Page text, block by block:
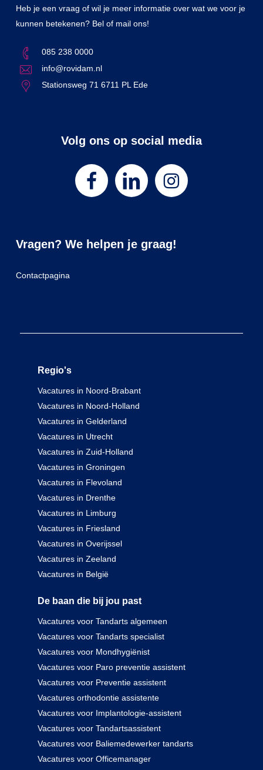
Heb je een vraag of wil je meer informatie over wat we voor je
kunnen betekenen? Bel of mail ons!
085 238 0000
info@rovidam.nl
Stationsweg 71 6711 PL Ede
Volg ons op social media
Vragen? We helpen je graag!
Contactpagina
Regio's
Vacatures in Noord-Brabant
Vacatures in Noord-Holland
Vacatures in Gelderland
Vacatures in Utrecht
Vacatures in Zuid-Holland
Vacatures in Groningen
Vacatures in Flevoland
Vacatures in Drenthe
Vacatures in Limburg
Vacatures in Friesland
Vacatures in Overijssel
Vacatures in Zeeland
Vacatures in België
De baan die bij jou past
Vacatures voor Tandarts algemeen
Vacatures voor Tandarts specialist
Vacatures voor Mondhygiënist
Vacatures voor Paro preventie assistent
Vacatures voor Preventie assistent
Vacatures orthodontie assistente
Vacatures voor Implantologie-assistent
Vacatures voor Tandartsassistent
Vacatures voor Baliemedewerker tandarts
Vacatures voor Officemanager